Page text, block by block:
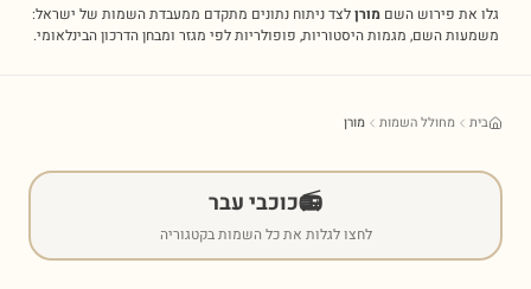
גלו את פירוש השם מורןלצד ניתוח נתונים מתקדם ממעבדת השמות של ישראל:
משמעות השם, מגמות היסטוריות, פופולריות לפי מגזר ומבחן הדרכון הבינלאומי.
בית מחולל השמות מורן
📻כוכבי עבר
לחצו לגלות את כל השמות בקטגוריה